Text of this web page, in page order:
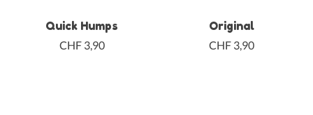
Quick Humps
CHF 3,90
Original
CHF 3,90